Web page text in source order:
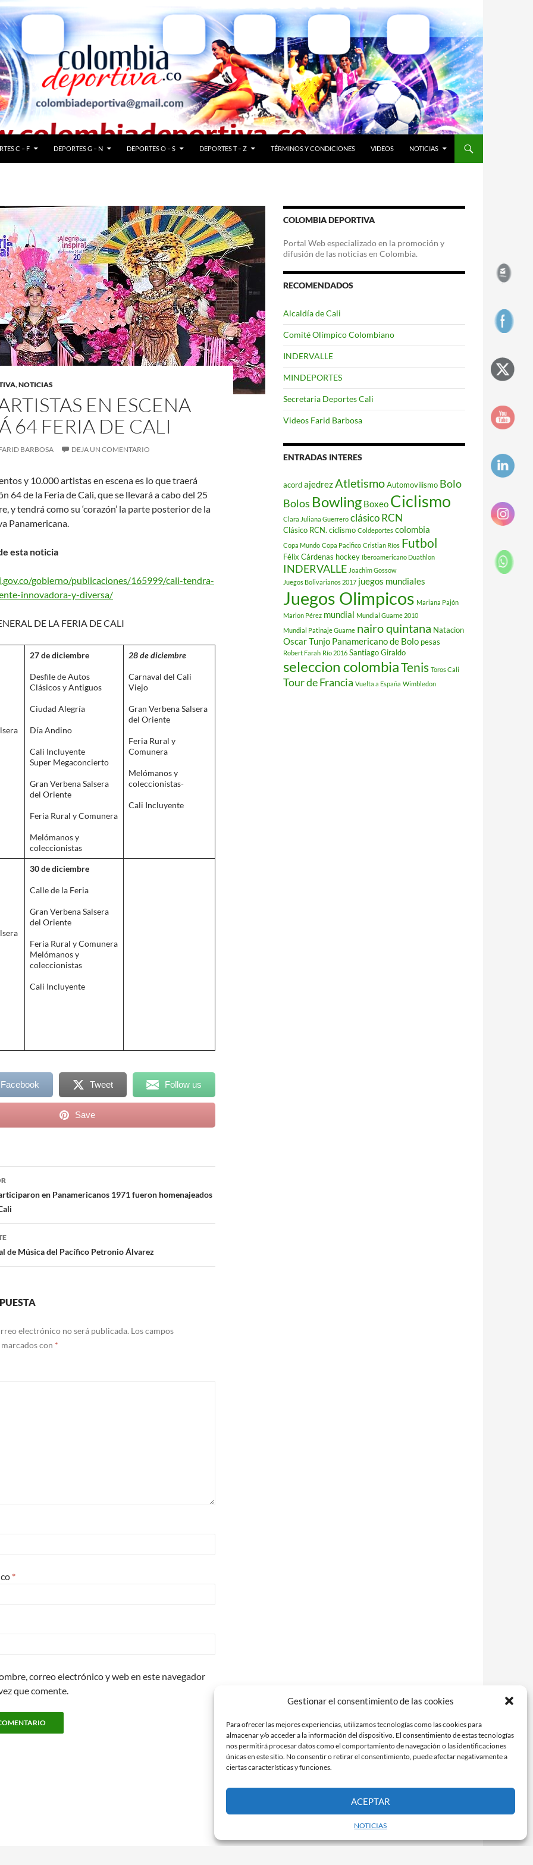
Gestionar el consentimiento de las cookies
Para ofrecer las mejores experiencias, utilizamos tecnologías como las cookies para
almacenar y/o acceder a la información del dispositivo. El consentimiento de estas tecnologías
nos permitirá procesar datos como el comportamiento de navegación o las identificaciones
únicas en este sitio. No consentir o retirar el consentimiento, puede afectar negativamente a
ciertas características y funciones.
ACEPTAR
NOTICIAS
C – F DEPORTES G – N DEPORTES O – S DEPORTES T – Z TÉRMINOS Y CONDICIONES VIDEOS NOTICIAS
,NOTICIAS
EN ESCENA
64 FERIA DE CALI
BARBOSA DEJA UN COMENTARIO
y 10.000 artistas en escena es lo que traerá
64 de la Feria de Cali, que se llevará a cabo del 25
y tendrá como su ‘corazón’ la parte posterior de la
Panamericana.
esta noticia
gobierno/publicaciones/165999/cali-tendra-
innovadora-y-diversa/
DE LA FERIA DE CALI
27 de diciembre
Desfile de Autos
Clásicos y Antiguos
Ciudad Alegría
Día Andino
Cali Incluyente
Super Megaconcierto
Gran Verbena Salsera
del Oriente
Feria Rural y Comunera
Melómanos y
coleccionistas
28 de diciembre
Carnaval del Cali
Viejo
Gran Verbena Salsera
del Oriente
Feria Rural y
Comunera
Melómanos y
coleccionistas-
Cali Incluyente
30 de diciembre
Calle de la Feria
Gran Verbena Salsera
del Oriente
Feria Rural y Comunera
Melómanos y
coleccionistas
Cali Incluyente
Tweet Follow us
Save
en Panamericanos 1971 fueron homenajeados
de Música del Pacífico Petronio Álvarez
electrónico no será publicada. Los campos
con *
*
correo electrónico y web en este navegador
que comente.
COLOMBIA DEPORTIVA
Portal Web especializado en la promoción y
difusión de las noticias en Colombia.
RECOMENDADOS
Alcaldía de Cali
Comité Olímpico Colombiano
INDERVALLE
MINDEPORTES
Secretaria Deportes Cali
Videos Farid Barbosa
ENTRADAS INTERES
acordajedrezAtletismoAutomovilismo Bolo
Bolos Bowling Boxeo Ciclismo
Clara Juliana Guerrero clásico RCN
Clásico RCN. ciclismo Coldeportes colombia
Copa Mundo Copa Pacifico Cristian Ríos Futbol
Félix Cárdenas hockey Iberoamericano Duathlon
INDERVALLE Joachim Gossow
Juegos Bolivarianos 2017 juegos mundiales
Juegos Olimpicos Mariana Pajón
Marlon Pérez mundial Mundial Guarne 2010
Mundial Patinaje Guarne nairo quintana Natacion
Oscar Tunjo Panamericano de Bolo pesas
Robert Farah Río 2016 Santiago Giraldo
seleccion colombiaTenis Toros Cali
Tour de Francia Vuelta a España Wimbledon